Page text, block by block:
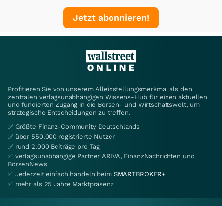
Jetzt abonnieren!
Profitieren Sie von unserem Alleinstellungsmerkmal als den
zentralen verlagsunabhängigen Wissens-Hub für einen aktuellen
und fundierten Zugang in die Börsen- und Wirtschaftswelt, um
strategische Entscheidungen zu treffen.
✅ Größte Finanz-Community Deutschlands
✅ über 550.000 registrierte Nutzer
✅ rund 2.000 Beiträge pro Tag
✅ verlagsunabhängige Partner ARIVA, FinanzNachrichten und
BörsenNews
✅ Jederzeit einfach handeln beim SMARTBROKER+
✅ mehr als 25 Jahre Marktpräsenz